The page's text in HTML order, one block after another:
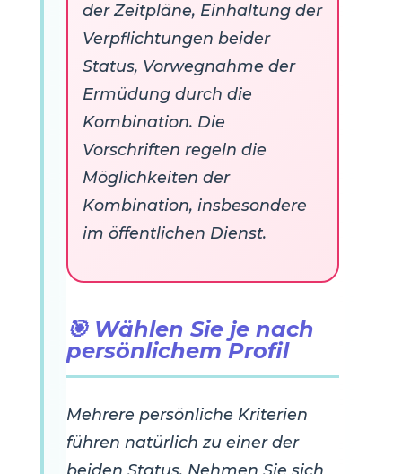
der Zeitpläne, Einhaltung der
Verpflichtungen beider
Status, Vorwegnahme der
Ermüdung durch die
Kombination. Die
Vorschriften regeln die
Möglichkeiten der
Kombination, insbesondere
im öffentlichen Dienst.
🎯 Wählen Sie je nach
persönlichem Profil
Mehrere persönliche Kriterien
führen natürlich zu einer der
beiden Status. Nehmen Sie sich